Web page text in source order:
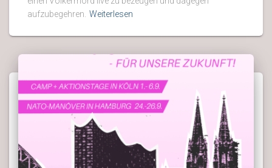
aufzubegehren. Weiterlesen